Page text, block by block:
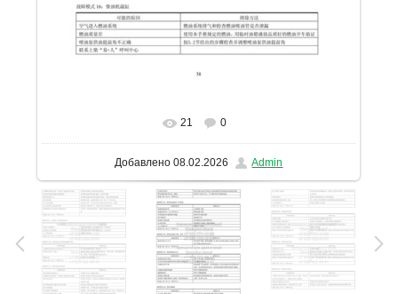
В реальном размере 1131x1600
21 0
Добавлено 08.02.2026 Admin